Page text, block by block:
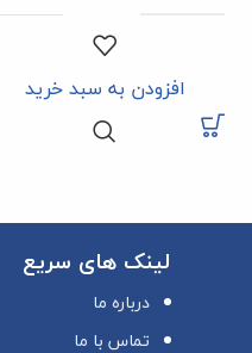
افزودن به سبد خرید
لینک های سریع
درباره ما
تماس با ما